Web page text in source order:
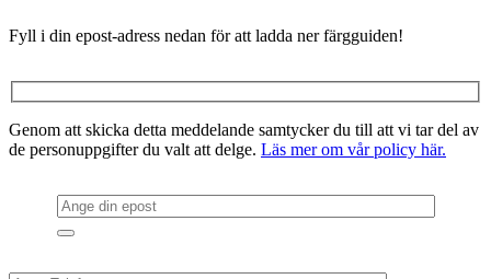
Fyll i din epost-adress nedan för att ladda ner färgguiden!
Genom att skicka detta meddelande samtycker du till att vi tar del av
de personuppgifter du valt att delge. Läs mer om vår policy här.